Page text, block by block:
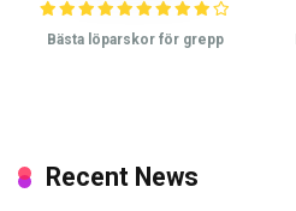
Bästa löparskor för grepp
Recent News